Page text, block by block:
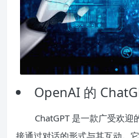
OpenAI 的
ChatGPT 是一款广受欢
接通过对话的形式与其互动。